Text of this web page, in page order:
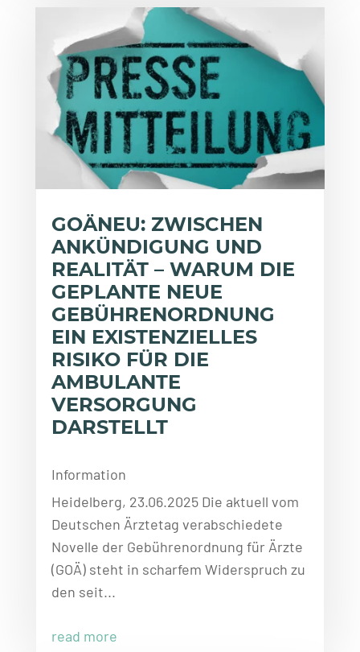
GOÄNEU: ZWISCHEN
ANKÜNDIGUNG UND
REALITÄT – WARUM DIE
GEPLANTE NEUE
GEBÜHRENORDNUNG
EIN EXISTENZIELLES
RISIKO FÜR DIE
AMBULANTE
VERSORGUNG
DARSTELLT
Information
Heidelberg, 23.06.2025 Die aktuell vom
Deutschen Ärztetag verabschiedete
Novelle der Gebührenordnung für Ärzte
(GOÄ) steht in scharfem Widerspruch zu
den seit...
read more